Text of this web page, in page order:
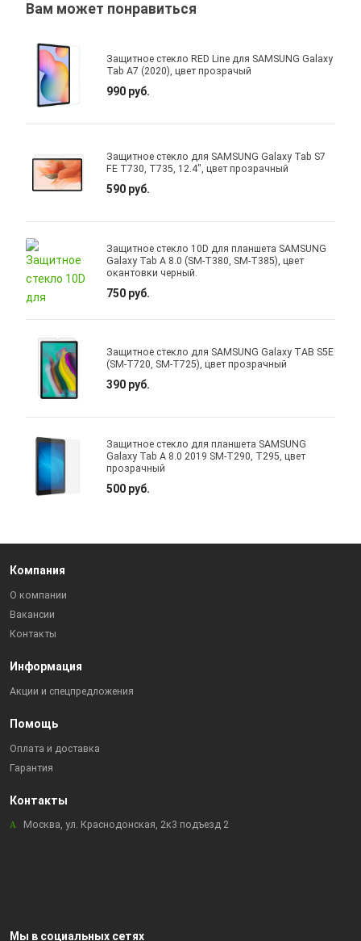
Вам может понравиться
Защитное стекло RED Line для SAMSUNG Galaxy
Tab A7 (2020), цвет прозрачый
990 руб.
Защитное стекло для SAMSUNG Galaxy Tab S7
FE T730, T735, 12.4", цвет прозрачный
590 руб.
Защитное стекло 10D для планшета SAMSUNG
Galaxy Tab A 8.0 (SM-T380, SM-T385), цвет
окантовки черный.
750 руб.
Защитное стекло для SAMSUNG Galaxy TAB S5E
(SM-T720, SM-T725), цвет прозрачный
390 руб.
Защитное стекло для планшета SAMSUNG
Galaxy Tab A 8.0 2019 SM-T290, T295, цвет
прозрачный
500 руб.
Компания
О компании
Вакансии
Контакты
Информация
Акции и спецпредложения
Помощь
Оплата и доставка
Гарантия
Контакты
Москва, ул. Краснодонская, 2к3 подъезд 2
Мы в социальных сетях